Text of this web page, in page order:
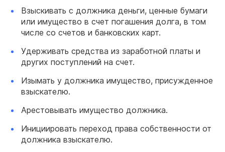
Взыскивать с должника деньги, ценные бумаги
или имущество в счет погашения долга, в том
числе со счетов и банковских карт.
Удерживать средства из заработной платы и
других поступлений на счет.
Изымать у должника имущество, присужденное
взыскателю.
Арестовывать имущество должника.
Инициировать переход права собственности от
должника взыскателю.